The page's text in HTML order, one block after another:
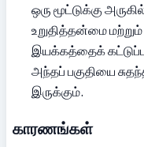
ஒரு மூட்டுக்கு
உறுதித்தன்மை
இயக்கத்தைக்
அந்தப் பகுதியை
இருக்கும்.
காரணங்கள்